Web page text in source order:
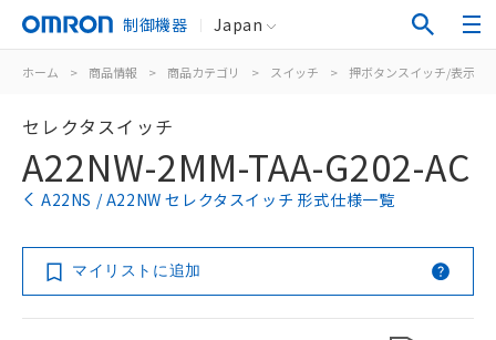
制御機器 Japan
ホーム > 商品情報 > 商品カテゴリ > スイッチ > 押ボタンスイッチ/表示灯
セレクタスイッチ
A22NW-2MM-TAA-G202-AC
A22NS / A22NW セレクタスイッチ 形式仕様一覧
マイリストに追加